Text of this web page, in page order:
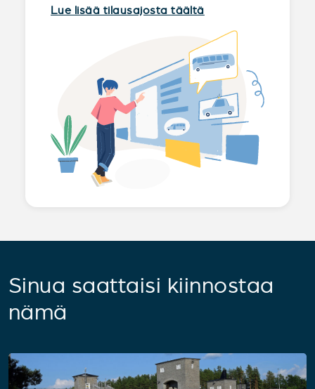
Lue lisää tilausajosta täältä
Sinua saattaisi kiinnostaa
nämä